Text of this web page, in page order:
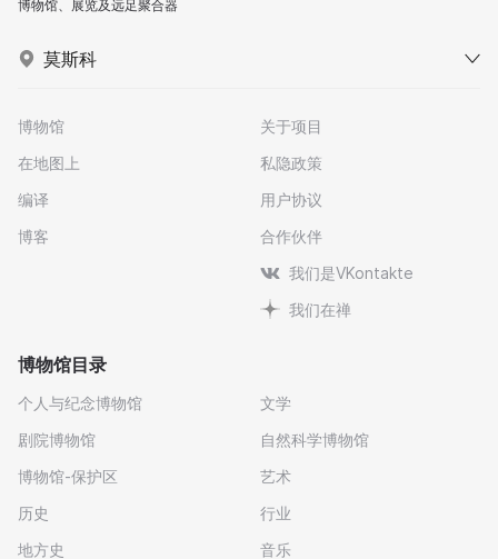
博物馆、展览及远足聚合器
莫斯科
博物馆
在地图上
编译
博客
关于项目
私隐政策
用户协议
合作伙伴
我们是VKontakte
我们在禅
博物馆目录
个人与纪念博物馆
剧院博物馆
博物馆-保护区
历史
地方史
文学
自然科学博物馆
艺术
行业
音乐